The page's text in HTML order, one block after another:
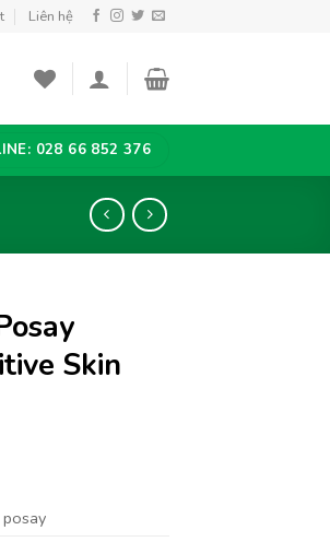
Liên hệ
028 66 852 376
Skin